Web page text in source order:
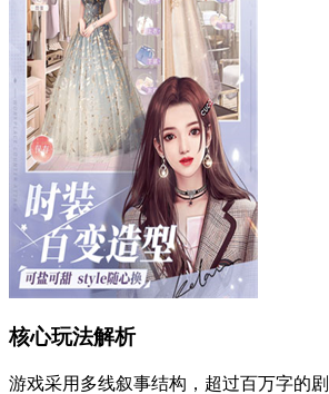
核心玩法解析
游戏采用多线叙事结构，超过百万字的